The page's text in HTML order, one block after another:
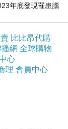
年底發現罹患腦
。
比比昂代購
網 全球購物
心
理 會員中心